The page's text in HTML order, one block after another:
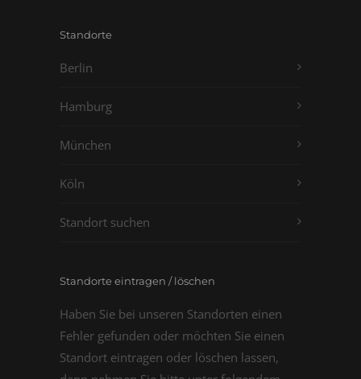
Standorte
Berlin
Hamburg
München
Köln
Standort suchen
Standorte eintragen / löschen
Haben Sie bei unseren Standorten einen
Fehler gefunden oder möchten Sie einen
Standort eintragen oder löschen lassen,